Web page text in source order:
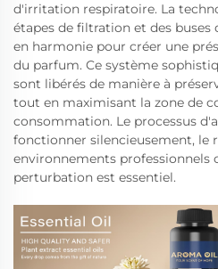
d'irritation respiratoire. La
étapes de filtration et des
en harmonie pour créer une
du parfum. Ce système
sont libérés de manière à
tout en maximisant la zone de
consommation. Le processus
fonctionner silencieusement, le
environnements
perturbation est essentiel.